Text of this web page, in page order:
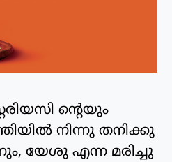
ന്റെയും
നിന്നു തനിക്കു
യേശു എന്ന മരിച്ചു